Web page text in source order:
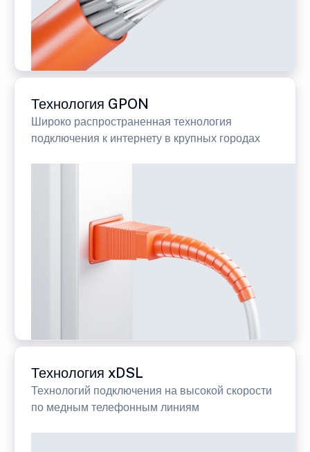
Технология GPON
Широко распространенная технология
подключения к интернету в крупных городах
Технология xDSL
Технологий подключения на высокой скорости
по медным телефонным линиям